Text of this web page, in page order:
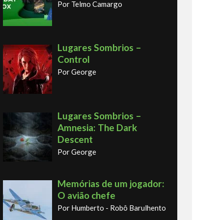
Por Telmo Camargo
Lugares Sombrios –
Control
Por George
Lugares Sombrios –
Amnesia: The Dark
Descent
Por George
Memórias de um jogador:
O avião chefe
Por Humberto - Robô Barulhento